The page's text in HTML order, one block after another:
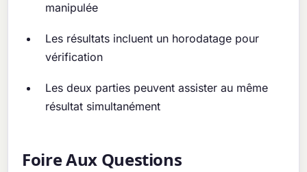
manipulée
Les résultats incluent un horodatage pour
vérification
Les deux parties peuvent assister au même
résultat simultanément
Foire Aux Questions